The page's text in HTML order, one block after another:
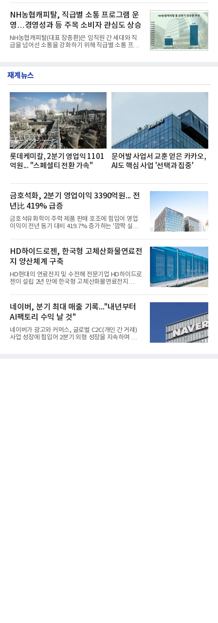
넘
혔다.‘동대문식 닭한마리 칼국수’는 예상을 뛰어넘는
소비자 호응에 힘입어 지난 7월 13일 첫 선을 보인 지
단 18일 만에 누적 판매량 50만 개를 돌파하는 성과를
거두었다.이번 신제품은 개발진이 전국의 닭한마리
전문점을 직접 찾아 다니며 최적의 육수 비율을 완성
했다. 자극적이지 않으면서도 깊은 닭육수에 마늘의
개운한 풍미를 더했으며, 국물이 잘 배어들면서도 쫄
서도
NH농협캐피탈, 직급별 소통 프로그램 운
영…경영성과 등 주목 소비자 관심도 상승
NH농협캐피탈(대표 장종환)은 임직원 간 세대와 직
급을 넘어선 소통을 강화하기 위해 직급별 소통 프로
영지원부 홍보팀과 2026년 새로이(e)＊가 공동 주관
쳐 진행됐다.참고로 새로이(e)는 NH농협캐피탈 MZ
세대들로(과장~계장) 구성된 자율 참여조직으로, 조
직문화 혁신과 업무 효율성 향상을 위한 다양한 활동
을 추진하며,새로운 변화와 이로운 영향력을 조직전
반에 전파하는 역할
재계뉴스
롯데케미칼, 2분기 영업익 1101
억원... "스페셜티 전환 가속"
문어발 사업서 교훈 얻은 카카오,
AI도 핵심 사업 '선택과 집중'
금호석화, 2분기 영업이익 3390억원... 전
년比 419% 급증
금호석유화학이 주력 제품 판매 호조에 힘입어 영업
이익이 전년 동기 대비 419.7% 증가하는 '깜짝 실
업이익이 3390억원으로 지난해 동기보다 419.7% 증
가한 것으로 잠정 집계됐다고 7일 공시했다.매출은 2
조2682억원으로 지난해 동기 대비 27.9% 증가했다.
순이익은 3004억원으로 420.4% 늘었다.이번 호실적
은 주력 제품인 NB라텍스와 합성수지 판매 호조가 견
인한 것으로 풀이된다. 미국의 중국산 의료용 고무장
갑 관세 인상 이후 동남아 장갑업체의 가동률이 높아
성이 개선됐다.금호석유
HD하이드로젠, 한국형 고체산화물연료전
지 양산체계 구축
HD현대의 연료전지 및 수전해 전문기업 HD하이드로
젠이 설립 2년 만에 한국형 고체산화물연료전지
본격적인 시장 공략에 나선다.HD하이드로젠은 최근
한국전기안전공사(KESCO)로부터 SOFC 발전설비
‘HD250’과 ‘HD300’, 제조시설에 대한 사용전검사를
완료하고 제품 양산체계 구축했다고 밝혔다.HD250
과 HD300은 각각 249kW급과 285kW급의 중소형 발
전용 SOFC 제품이다. 이번 검사를 통해 HD하이드로
젠은 제품과 제조시설의 전기설비 안전성과 적합성을
네이버, 분기 최대 매출 기록..."내년부터
AI팩토리 수익 날 것"
네이버가 광고와 커머스, 글로벌 C2C(개인 간 거래)
사업 성장에 힘입어 2분기 외형 성장을 지속하며 역대